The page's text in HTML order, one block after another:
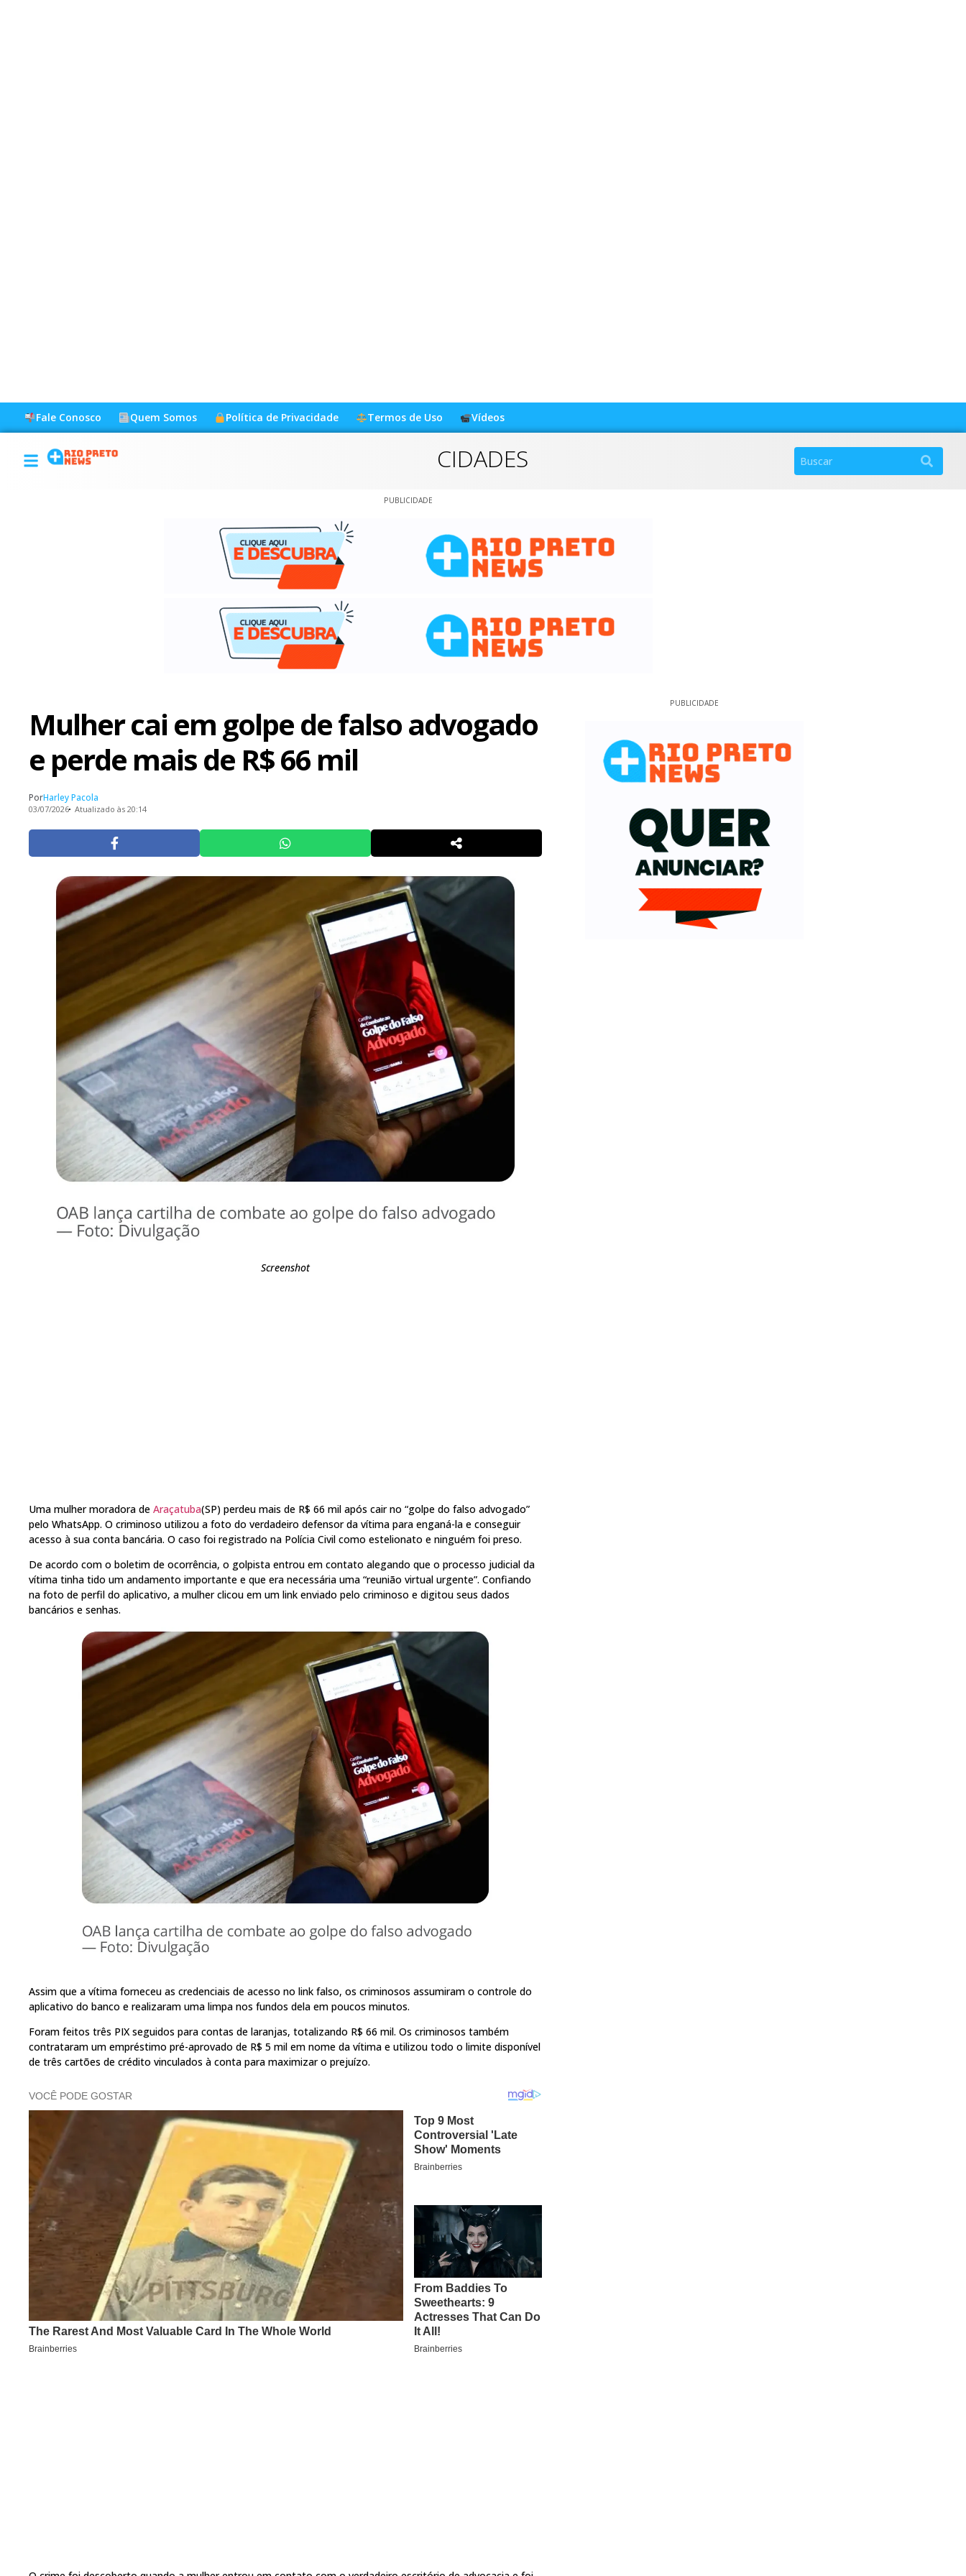
Fale Conosco Quem Somos Política de Privacidade Termos de Uso Vídeos
CIDADES
PUBLICIDADE
Mulher cai em golpe de falso advogado
e perde mais de R$ 66 mil
PorHarley Pacola
03/07/2026 Atualizado às 20:14
Screenshot
Uma mulher moradora de Araçatuba(SP) perdeu mais de R$ 66 mil após cair no “golpe do falso advogado”
pelo WhatsApp. O criminoso utilizou a foto do verdadeiro defensor da vítima para enganá-la e conseguir
acesso à sua conta bancária. O caso foi registrado na Polícia Civil como estelionato e ninguém foi preso.
De acordo com o boletim de ocorrência, o golpista entrou em contato alegando que o processo judicial da
vítima tinha tido um andamento importante e que era necessária uma “reunião virtual urgente”. Confiando
na foto de perfil do aplicativo, a mulher clicou em um link enviado pelo criminoso e digitou seus dados
bancários e senhas.
Assim que a vítima forneceu as credenciais de acesso no link falso, os criminosos assumiram o controle do
aplicativo do banco e realizaram uma limpa nos fundos dela em poucos minutos.
Foram feitos três PIX seguidos para contas de laranjas, totalizando R$ 66 mil. Os criminosos também
contrataram um empréstimo pré-aprovado de R$ 5 mil em nome da vítima e utilizou todo o limite disponível
de três cartões de crédito vinculados à conta para maximizar o prejuízo.
PUBLICIDADE